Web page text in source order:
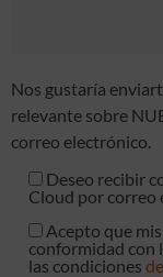
Nos gustaría
relevante sobre
correo electrónico.
Deseo recibir
Cloud por correo
Acepto que
conformidad con
las condiciones